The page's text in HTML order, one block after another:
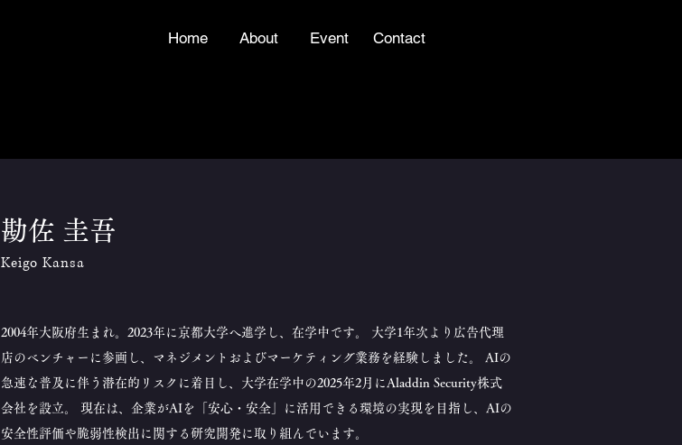
Home About Event Contact
勘佐 圭吾
Keigo Kansa
2004年大阪府生まれ。2023年に京都大学へ進学し、在学中です。 大学1年次より広告代理
店のベンチャーに参画し、マネジメントおよびマーケティング業務を経験しました。 AIの
急速な普及に伴う潜在的リスクに着目し、大学在学中の2025年2月にAladdin Security株式
会社を設立。 現在は、企業がAIを「安心・安全」に活用できる環境の実現を目指し、AIの
安全性評価や脆弱性検出に関する研究開発に取り組んでいます。